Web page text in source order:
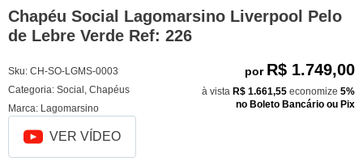
Chapéu Social Lagomarsino Liverpool Pelo
de Lebre Verde Ref: 226
Sku: CH-SO-LGMS-0003
Categoria: Social Chapéus
Marca: Lagomarsino
por R$ 1.749,00
à vista R$ 1.661,55 economize 5%
no Boleto Bancário ou Pix
VER VÍDEO